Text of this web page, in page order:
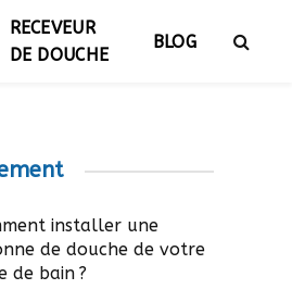
RECEVEUR
DE DOUCHE
BLOG
installer une
de douche de votre
de bain ?